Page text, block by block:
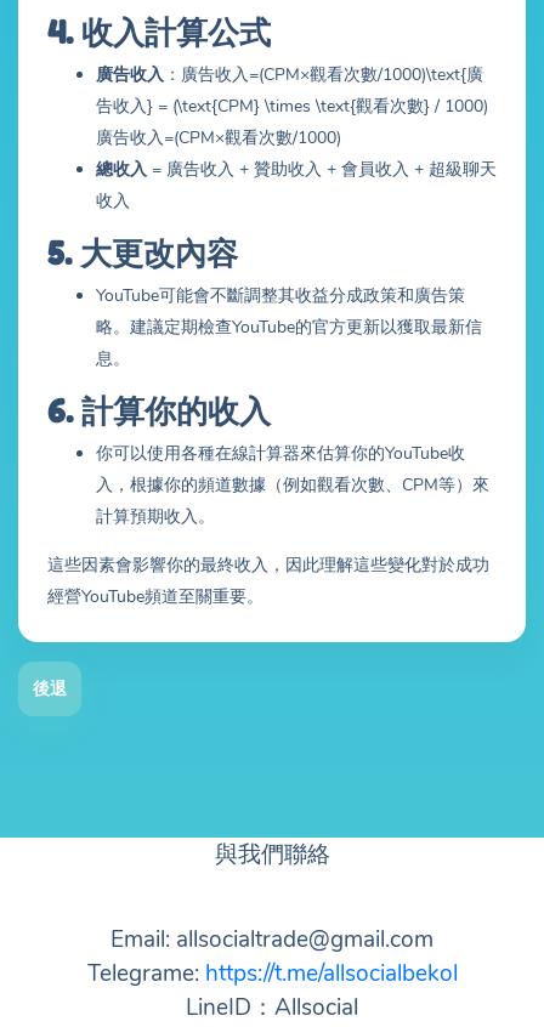
4. 收入計算公式
廣告收入：廣告收入=(CPM×觀看次數/1000)\text{廣
告收入} = (\text{CPM} \times \text{觀看次數} / 1000)
廣告收入=(CPM×觀看次數/1000)
總收入= 廣告收入 + 贊助收入 + 會員收入 + 超級聊天
收入
5. 大更改內容
YouTube可能會不斷調整其收益分成政策和廣告策
略。建議定期檢查YouTube的官方更新以獲取最新信
息。
6.計算你的收入
你可以使用各種在線計算器來估算你的YouTube收
入，根據你的頻道數據（例如觀看次數、CPM等）來
計算預期收入。
這些因素會影響你的最終收入，因此理解這些變化對於成功
經營YouTube頻道至關重要。
後退
與我們聯絡
Email: allsocialtrade@gmail.com
Telegrame: https://t.me/allsocialbekol
LineID：Allsocial